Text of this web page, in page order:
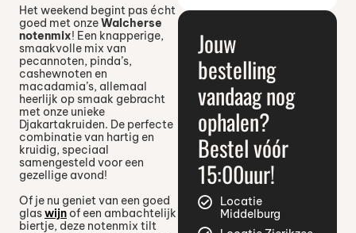
Het weekend begint pas écht
goed met onzeWalcherse
notenmix! Een knapperige,
smaakvolle mix van
pecannoten, pinda’s,
cashewnoten en
macadamia’s, allemaal
heerlijk op smaak gebracht
met onze unieke
Djakartakruiden. De perfecte
combinatie van hartig en
kruidig, speciaal
samengesteld voor een
gezellige avond!
Of je nu geniet van een goed
glaswijnof een ambachtelijk
biertje, deze notenmix tilt
Jouw
bestelling
vandaag nog
ophalen?
Bestel vóór
15:00uur!
Locatie
Middelburg